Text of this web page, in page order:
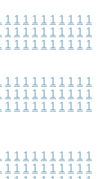
1 1 1 1 1 1 1 1 1 1
1 1 1 1 1 1 1 1 1 1
1 1 1 1 1 1 1 1 1 1
1 1 1 1 1 1 1 1 1 1
1 1 1 1 1 1 1 1 1 1
1 1 1 1 1 1 1 1 1 1
1 1 1 1 1 1 1 1 1 1
1 1 1 1 1 1 1 1 1 1